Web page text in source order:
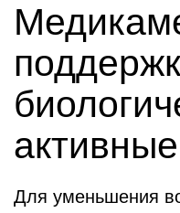
Для уменьшения